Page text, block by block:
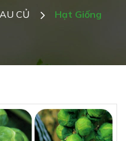
CỦ
Hạt Giống